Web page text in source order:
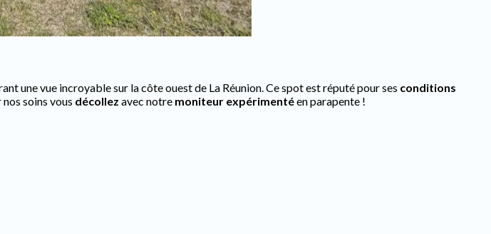
une vue incroyable sur la côte ouest de La Réunion. Ce spot est réputé pour ses conditions
soins vous décollez avec notre moniteur expérimentéen parapente !